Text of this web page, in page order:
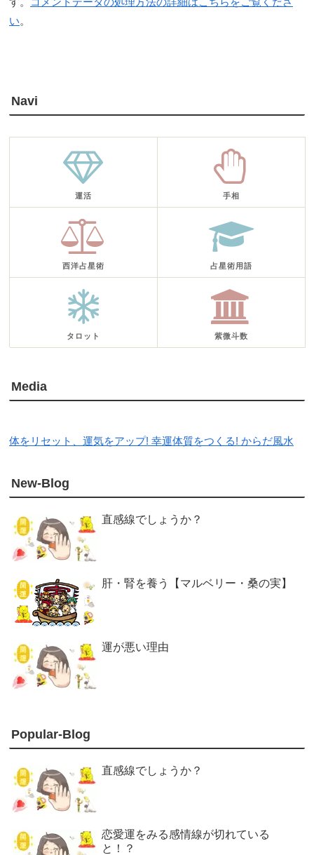
い。
Navi
運活 手相
西洋占星術 占星術用語
タロット 紫微斗数
Media
体をリセット、運気をアップ! 幸運体質をつくる! からだ風水
New-Blog
直感線でしょうか？
肝・腎を養う【マルベリー・桑の実】
運が悪い理由
Popular-Blog
直感線でしょうか？
恋愛運をみる感情線が切れている
と！？